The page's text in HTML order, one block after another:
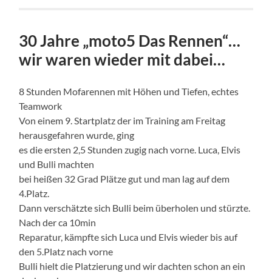
30 Jahre „moto5 Das Rennen“…
wir waren wieder mit dabei…
8 Stunden Mofarennen mit Höhen und Tiefen, echtes
Teamwork
Von einem 9. Startplatz der im Training am Freitag
herausgefahren wurde, ging
es die ersten 2,5 Stunden zugig nach vorne. Luca, Elvis
und Bulli machten
bei heißen 32 Grad Plätze gut und man lag auf dem
4.Platz.
Dann verschätzte sich Bulli beim überholen und stürzte.
Nach der ca 10min
Reparatur, kämpfte sich Luca und Elvis wieder bis auf
den 5.Platz nach vorne
Bulli hielt die Platzierung und wir dachten schon an ein